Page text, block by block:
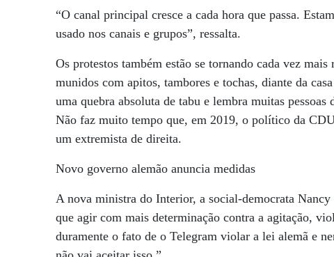
“O canal principal cresce a cada hora que passa.
usado nos canais e grupos”, ressalta.
Os protestos também estão se tornando cada vez
munidos com apitos, tambores e tochas, diante da
uma quebra absoluta de tabu e lembra muitas
Não faz muito tempo que, em 2019, o político da
um extremista de direita.
Novo governo alemão anuncia medidas
A nova ministra do Interior, a social-democrata
que agir com mais determinação contra a agitação,
duramente o fato de o Telegram violar a lei alemã e